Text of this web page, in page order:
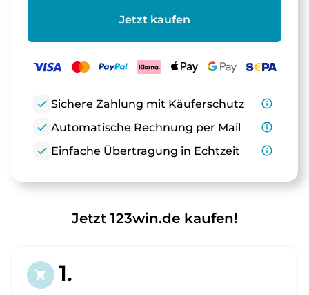
Jetzt kaufen
check Sichere Zahlung mit Käuferschutz
info_outline
check Automatische Rechnung per Mail
info_outline
check Einfache Übertragung in Echtzeit info_outline
Jetzt 123win.de kaufen!
shopping_cart 1.